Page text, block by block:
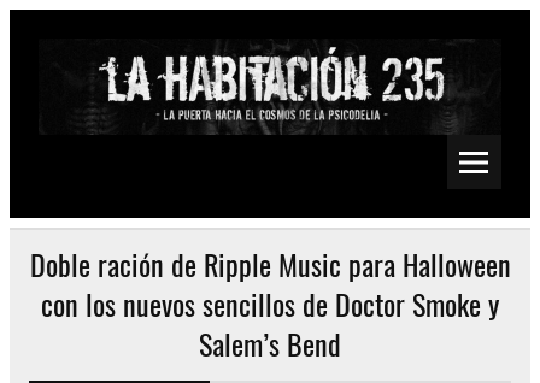
Saltar
Psychedelic, Stoner, Doom, Sludge, Fuzz, Space, Drone
Doble ración de Ripple Music para Halloween
con los nuevos sencillos de Doctor Smoke y
Salem’s Bend